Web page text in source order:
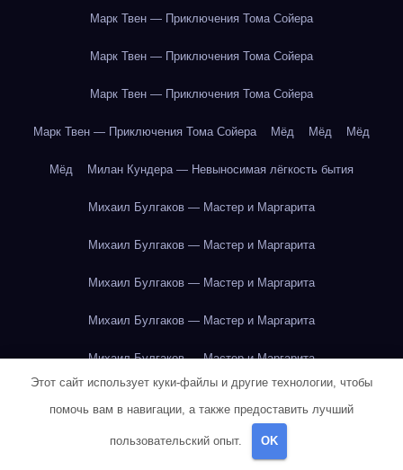
Марк Твен — Приключения Тома Сойера
Марк Твен — Приключения Тома Сойера
Марк Твен — Приключения Тома Сойера
Марк Твен — Приключения Тома Сойера Мёд Мёд Мёд
Мёд Милан Кундера — Невыносимая лёгкость бытия
Михаил Булгаков — Мастер и Маргарита
Михаил Булгаков — Мастер и Маргарита
Михаил Булгаков — Мастер и Маргарита
Михаил Булгаков — Мастер и Маргарита
Михаил Булгаков — Мастер и Маргарита
Михаил Булгаков — Мастер и Маргарита
Этот сайт использует куки-файлы и другие технологии, чтобы
помочь вам в навигации, а также предоставить лучший
пользовательский опыт. OK